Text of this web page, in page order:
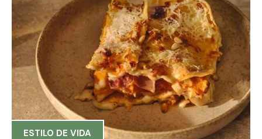
ESTILO DE VIDA